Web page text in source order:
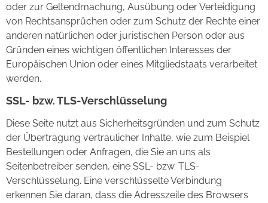
oder zur Geltendmachung, Ausübung oder Verteidigung
von Rechtsansprüchen oder zum Schutz der Rechte einer
anderen natürlichen oder juristischen Person oder aus
Gründen eines wichtigen öffentlichen Interesses der
Europäischen Union oder eines Mitgliedstaats verarbeitet
werden.
SSL- bzw. TLS-Verschlüsselung
Diese Seite nutzt aus Sicherheitsgründen und zum Schutz
der Übertragung vertraulicher Inhalte, wie zum Beispiel
Bestellungen oder Anfragen, die Sie an uns als
Seitenbetreiber senden, eine SSL- bzw. TLS-
Verschlüsselung. Eine verschlüsselte Verbindung
erkennen Sie daran, dass die Adresszeile des Browsers